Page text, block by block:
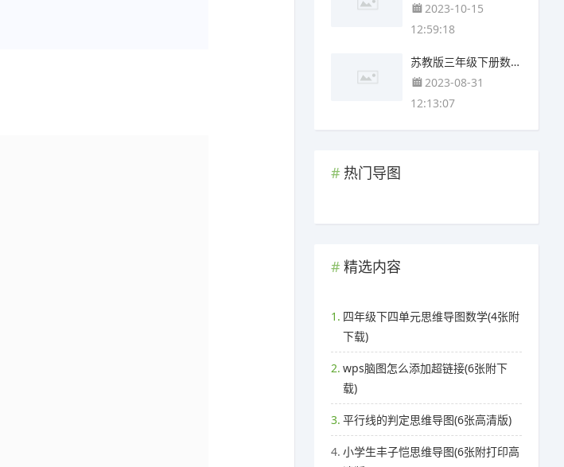
2023-10-15
12:59:18
苏教版三年级下册数学第六单元思维导图(4张精选版)
2023-08-31
12:13:07
热门导图
精选内容
1. 四年级下四单元思维导图数学(4张附
下载)
2. wps脑图怎么添加超链接(6张附下
载)
3. 平行线的判定思维导图(6张高清版)
4. 小学生丰子恺思维导图(6张附打印高